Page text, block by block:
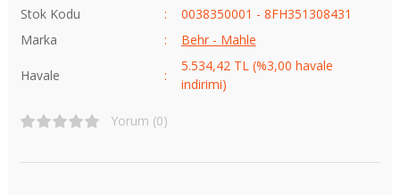
Stok Kodu
0038350001 - 8FH351308431
Marka
Behr - Mahle
Havale
5.534,42 TL (%3,00 havale
indirimi)
Yorum (0)